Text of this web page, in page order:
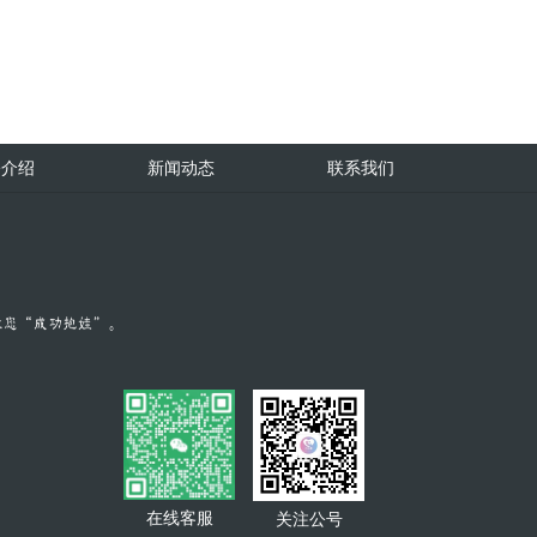
绍 新闻动态 联系我们
在线客服
关注公号